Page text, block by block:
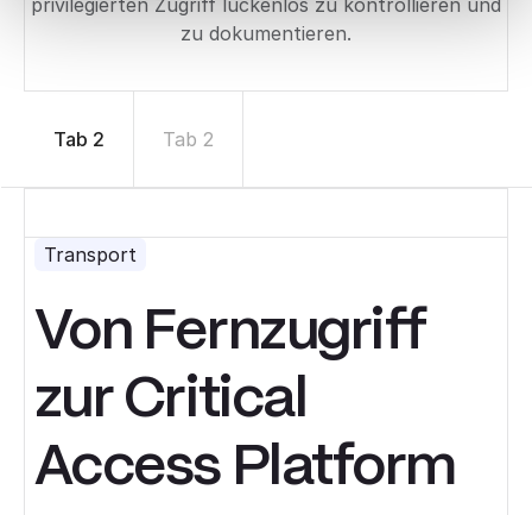
zu dokumentieren.
Tab 2 Tab 2
Transport
Von Fernzugriff
zur Critical
Access Platform